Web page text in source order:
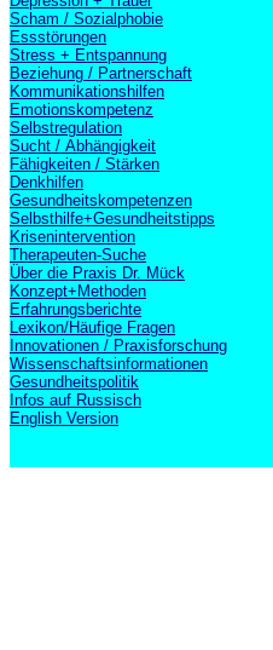
Scham / Sozialphobie
Essstörungen
Stress + Entspannung
Beziehung / Partnerschaft
Kommunikationshilfen
Emotionskompetenz
Selbstregulation
Sucht / Abhängigkeit
Fähigkeiten / Stärken
Denkhilfen
Gesundheitskompetenzen
Selbsthilfe+Gesundheitstipps
Krisenintervention
Therapeuten-Suche
Über die Praxis Dr. Mück
Konzept+Methoden
Erfahrungsberichte
Lexikon/Häufige Fragen
Innovationen / Praxisforschung
Wissenschaftsinformationen
Gesundheitspolitik
Infos auf Russisch
English Version